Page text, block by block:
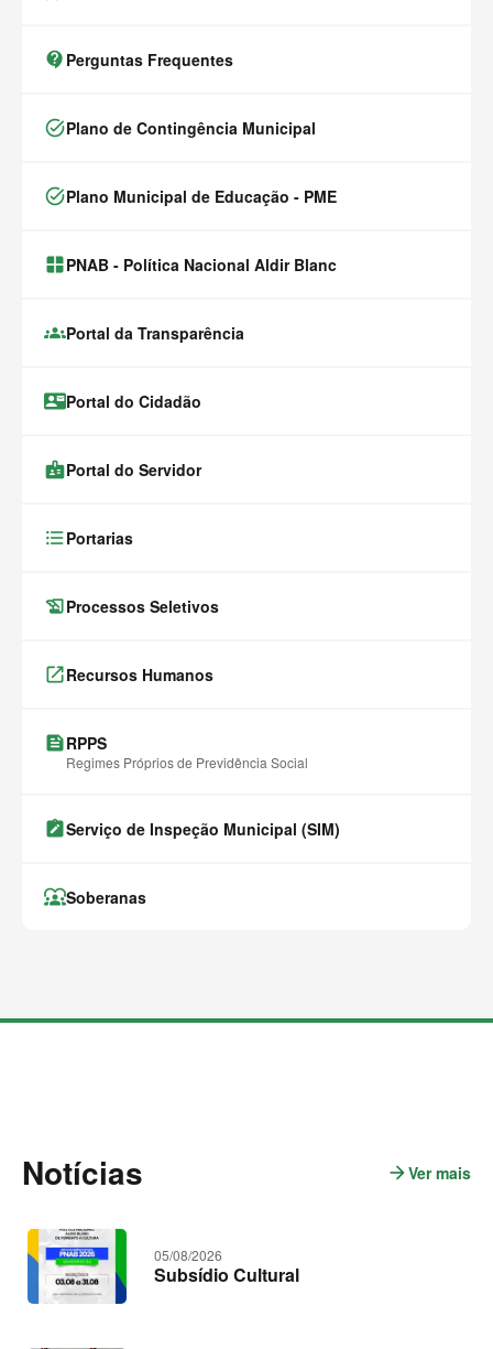
contact_support Perguntas Frequentes
task_altPlano de Contingência Municipal
task_altPlano Municipal de Educação - PME
window.alert(
PNAB - Política Nacional Aldir Blanc
groupsPortal da Transparência
contact_mailPortal do Cidadão
badgePortal do Servidor
format_list_bulletedPortarias
history_eduProcessos Seletivos
launchRecursos Humanos
feedRPPS
Regimes Próprios de Previdência Social
note_altServiço de Inspeção Municipal (SIM)
diversity_1Soberanas
M
Notícias arrow_forwardVer mais
05/08/2026
Subsídio Cultural